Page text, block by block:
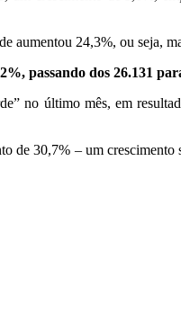
aumentou 24,3%, ou seja,
passando dos 26.131
no último mês, em
de 30,7% – um